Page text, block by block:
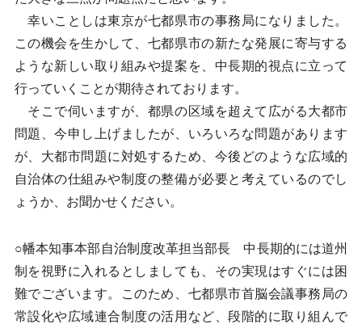
幸いことしは東京が七都県市の事務局になりました。
この機会を生かして、七都県市の新たな発展に寄与する
ような新しい取り組みや提案を、中長期的視点に立って
行っていくことが期待されております。
そこで伺いますが、都県の区域を超えて広がる大都市
問題、今申し上げましたが、いろいろな問題があります
が、大都市問題に対処するため、今後どのような広域的
自治体の仕組みや制度の整備が必要と考えているのでし
ょうか、お聞かせください。
○幡本知事本部自治制度改革担当部長 中長期的には道州
制を視野に入れるとしましても、その実現はすぐには困
難でございます。このため、七都県市首脳会議事務局の
常設化や広域連合制度の活用など、段階的に取り組んで